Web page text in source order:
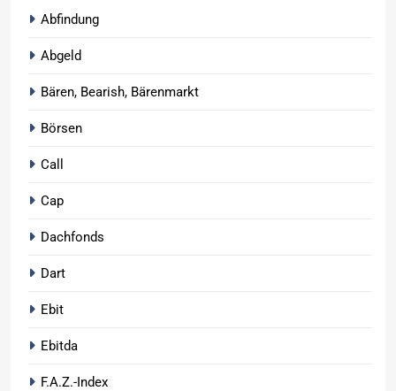
Abfindung
Abgeld
Bären, Bearish, Bärenmarkt
Börsen
Call
Cap
Dachfonds
Dart
Ebit
Ebitda
F.A.Z.-Index